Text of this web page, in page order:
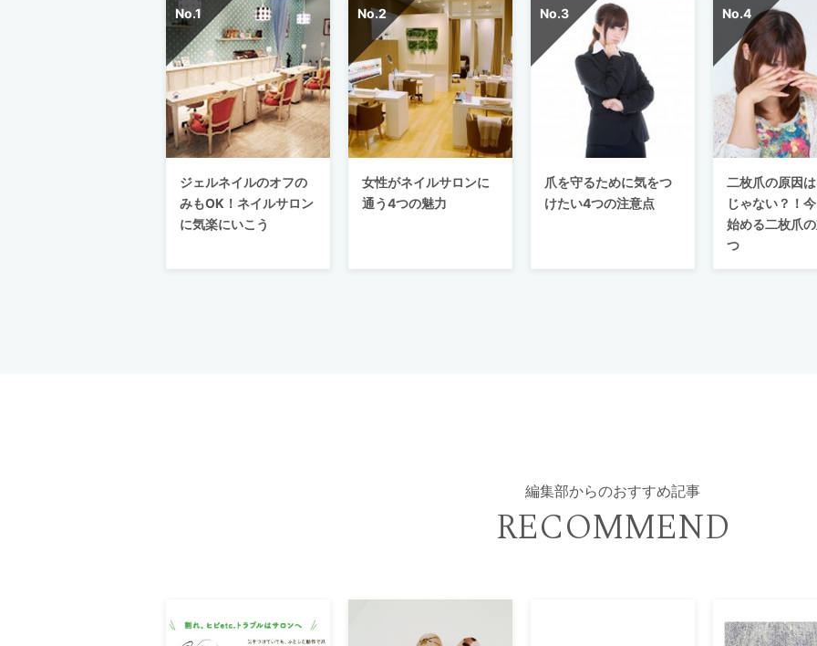
ジェルネイルのオフの
みもOK！ネイルサロン
に気楽にいこう
女性がネイルサロンに
通う4つの魅力
爪を守るために気をつ
けたい4つの注意点
二枚爪の原因
じゃない？！
始める二枚爪
つ
編集部からのおすすめ記事
RECOMMEND